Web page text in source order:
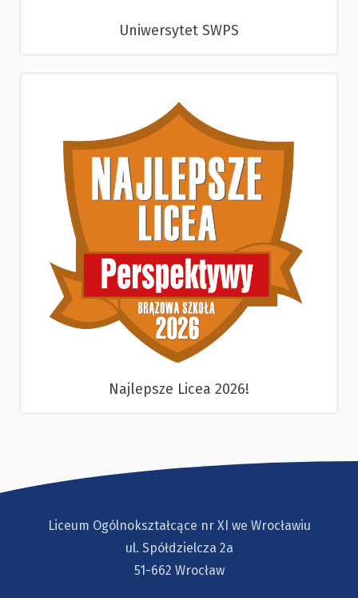
Uniwersytet SWPS
Najlepsze Licea 2026!
Liceum Ogólnokształcące nr XI we Wrocławiu
ul. Spółdzielcza 2a
51-662 Wrocław